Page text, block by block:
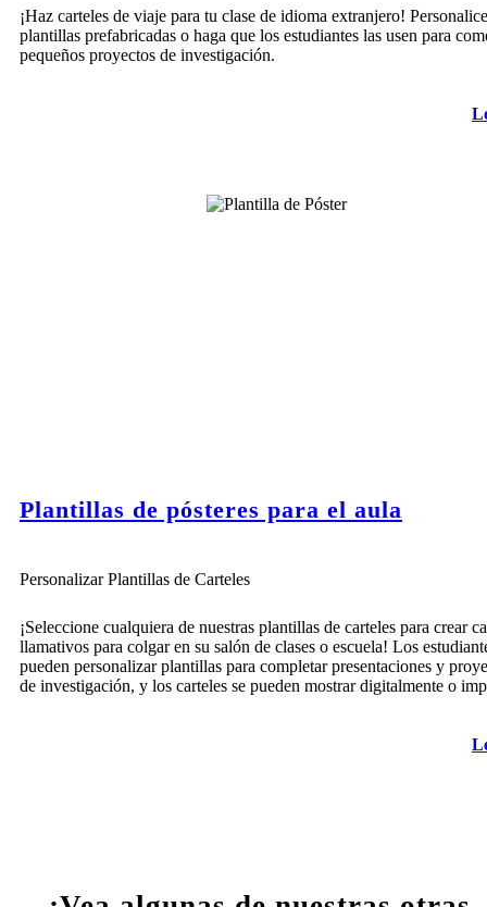
¡Haz carteles de viaje para tu clase de idioma extranjero!
plantillas prefabricadas o haga que los estudiantes las usen para
pequeños proyectos de investigación.
Plantillas de pósteres para el aula
Personalizar Plantillas de Carteles
¡Seleccione cualquiera de nuestras plantillas de carteles para crear
llamativos para colgar en su salón de clases o escuela! Los
pueden personalizar plantillas para completar presentaciones y
de investigación, y los carteles se pueden mostrar digitalmente o